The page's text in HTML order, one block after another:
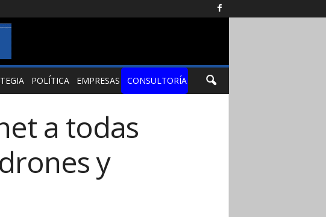
POLÍTICA EMPRESAS CONSULTORÍA
a todas
y